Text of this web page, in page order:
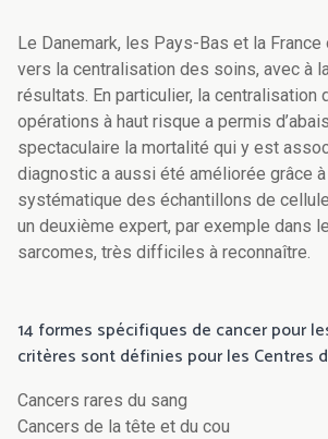
Le Danemark, les Pays-Bas et la
vers la centralisation des soins, avec à
résultats. En particulier, la centralisation
opérations à haut risque a permis
spectaculaire la mortalité qui y est
diagnostic a aussi été améliorée grâce
systématique des échantillons de
un deuxième expert, par exemple dans
sarcomes, très difficiles à reconnaître.
14 formes spécifiques de cancer pour
critères sont définies pour les Centres
Cancers rares du sang
Cancers de la tête et du cou